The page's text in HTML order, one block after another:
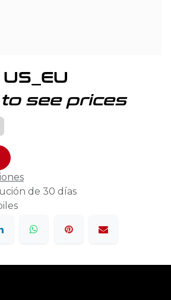
US_EU
see prices
de 30 días